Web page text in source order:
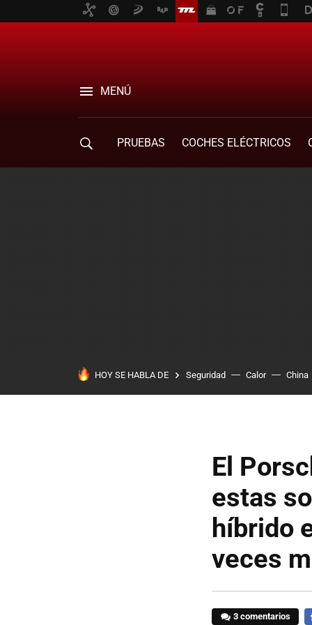
MENÚ
PRUEBAS COCHES ELÉCTRICOS
HOY SE HABLA DE Seguridad Calor China
El
estas
híbrido
veces
3 comentarios